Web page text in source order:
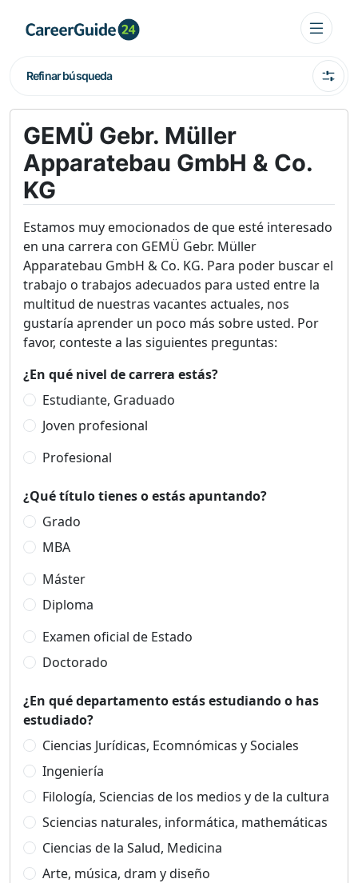
Refinar búsqueda
GEMÜ Gebr. Müller
Apparatebau GmbH & Co.
KG
Estamos muy emocionados de que esté interesado
en una carrera con GEMÜ Gebr. Müller
Apparatebau GmbH & Co. KG. Para poder buscar el
trabajo o trabajos adecuados para usted entre la
multitud de nuestras vacantes actuales, nos
gustaría aprender un poco más sobre usted. Por
favor, conteste a las siguientes preguntas:
¿En qué nivel de carrera estás?
Estudiante, Graduado
Joven profesional
Profesional
¿Qué título tienes o estás apuntando?
Grado
MBA
Máster
Diploma
Examen oficial de Estado
Doctorado
¿En qué departamento estás estudiando o has
estudiado?
Ciencias Jurídicas, Ecomnómicas y Sociales
Ingeniería
Filología, Sciencias de los medios y de la cultura
Sciencias naturales, informática, mathemáticas
Ciencias de la Salud, Medicina
Arte, música, dram y diseño